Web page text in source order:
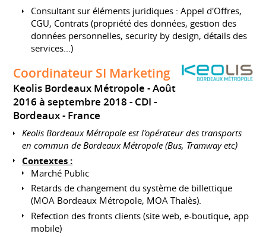
Consultant sur éléments juridiques : Appel d'Offres,
CGU, Contrats (propriété des données, gestion des
données personnelles, security by design, détails des
services...)
Coordinateur SI Marketing
Keolis Bordeaux Métropole
Août
2016 à septembre 2018 CDI
Bordeaux
France
Keolis Bordeaux Métropole est l'opérateur des transports
en commun de Bordeaux Métropole (Bus, Tramway etc)
Contextes :
Marché Public
Retards de changement du système de billettique
(MOA Bordeaux Métropole, MOA Thalès).
Refection des fronts clients (site web, e-boutique, app
mobile)